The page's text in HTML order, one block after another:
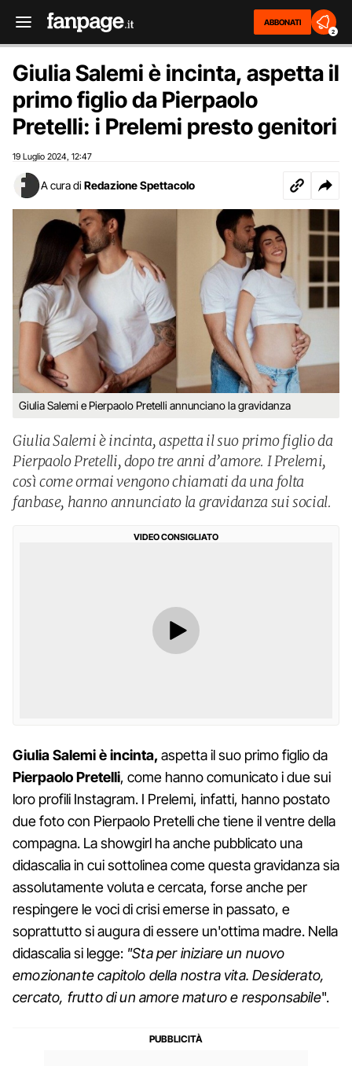
ABBONATI
2
Giulia Salemi è incinta, aspetta il
primo figlio da Pierpaolo
Pretelli: i Prelemi presto genitori
19 Luglio 2024 12:47
A cura di Redazione Spettacolo
Giulia Salemi e Pierpaolo Pretelli annunciano la gravidanza
Giulia Salemi è incinta, aspetta il suo primo figlio da
Pierpaolo Pretelli, dopo tre anni d’amore. I Prelemi,
così come ormai vengono chiamati da una folta
fanbase, hanno annunciato la gravidanza sui social.
VIDEO CONSIGLIATO
Giulia Salemi è incinta, aspetta il suo primo figlio da
Pierpaolo Pretelli, come hanno comunicato i due sui
loro profili Instagram. I Prelemi, infatti, hanno postato
due foto con Pierpaolo Pretelli che tiene il ventre della
compagna. La showgirl ha anche pubblicato una
didascalia in cui sottolinea come questa gravidanza sia
assolutamente voluta e cercata, forse anche per
respingere le voci di crisi emerse in passato, e
soprattutto si augura di essere un'ottima madre. Nella
didascalia si legge: "Sta per iniziare un nuovo
emozionante capitolo della nostra vita. Desiderato,
cercato, frutto di un amore maturo e responsabile".